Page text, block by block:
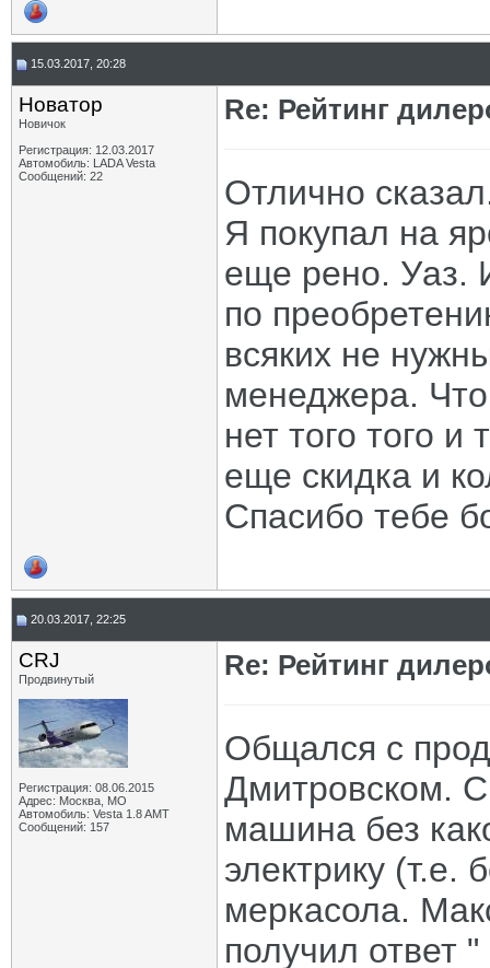
15.03.2017, 20:28
Новатор
Новичок
Регистрация: 12.03.2017
Автомобиль: LADA Vesta
Сообщений: 22
Re: Рейтинг
Отлично
Я покупал на
еще рено. Уаз.
по
всяких не
менеджера.
нет того того
еще скидка и
Спасибо тебе
20.03.2017, 22:25
CRJ
Продвинутый
Регистрация: 08.06.2015
Адрес: Москва, МО
Автомобиль: Vesta 1.8 AMT
Сообщений: 157
Re: Рейтинг
Общался с
Дмитровском.
машина без
электрику (т.е.
меркасола.
получил ответ